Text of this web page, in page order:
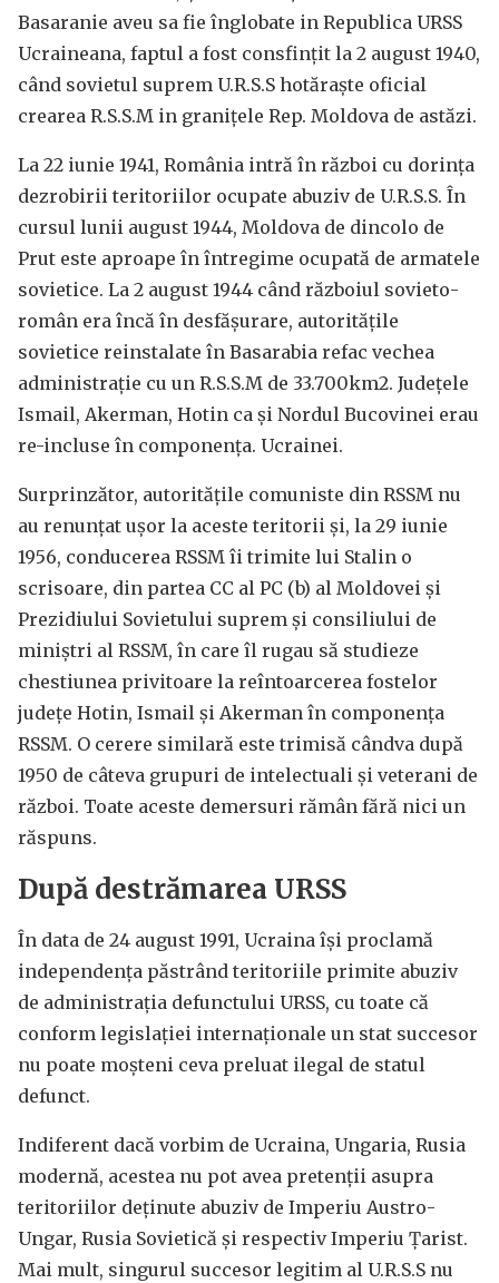
Basaranie aveu sa fie înglobate in Republica URSS
Ucraineana, faptul a fost consfințit la 2 august 1940,
când sovietul suprem U.R.S.S hotăraşte oficial
crearea R.S.S.M in granițele Rep. Moldova de astăzi.
La 22 iunie 1941, România intră în război cu dorința
dezrobirii teritoriilor ocupate abuziv de U.R.S.S. În
cursul lunii august 1944, Moldova de dincolo de
Prut este aproape în întregime ocupată de armatele
sovietice. La 2 august 1944 când războiul sovieto-
român era încă în desfăşurare, autoritățile
sovietice reinstalate în Basarabia refac vechea
administrație cu un R.S.S.M de 33.700km2. Judeţele
Ismail, Akerman, Hotin ca și Nordul Bucovinei erau
re-incluse în componența. Ucrainei.
Surprinzător, autorităţile comuniste din RSSM nu
au renunţat ușor la aceste teritorii şi, la 29 iunie
1956, conducerea RSSM îi trimite lui Stalin o
scrisoare, din partea CC al PC (b) al Moldovei şi
Prezidiului Sovietului suprem și consiliului de
miniştri al RSSM, în care îl rugau să studieze
chestiunea privitoare la reîntoarcerea fostelor
judeţe Hotin, Ismail și Akerman în componența
RSSM. O cerere similară este trimisă cândva după
1950 de câteva grupuri de intelectuali și veterani de
război. Toate aceste demersuri rămân fără nici un
răspuns.
După destrămarea URSS
În data de 24 august 1991, Ucraina îşi proclamă
independența păstrând teritoriile primite abuziv
de administraţia defunctului URSS, cu toate că
conform legislaţiei internaţionale un stat succesor
nu poate moşteni ceva preluat ilegal de statul
defunct.
Indiferent dacă vorbim de Ucraina, Ungaria, Rusia
modernă, acestea nu pot avea pretenții asupra
teritoriilor deținute abuziv de Imperiu Austro-
Ungar, Rusia Sovietică și respectiv Imperiu Țarist.
Mai mult, singurul succesor legitim al U.R.S.S nu